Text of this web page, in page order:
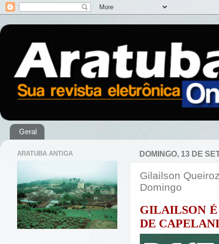
Geral
DOMINGO, 13 DE
Gilailson
Domingo
GILAILSON
DE
ARATUBA ANTIGA